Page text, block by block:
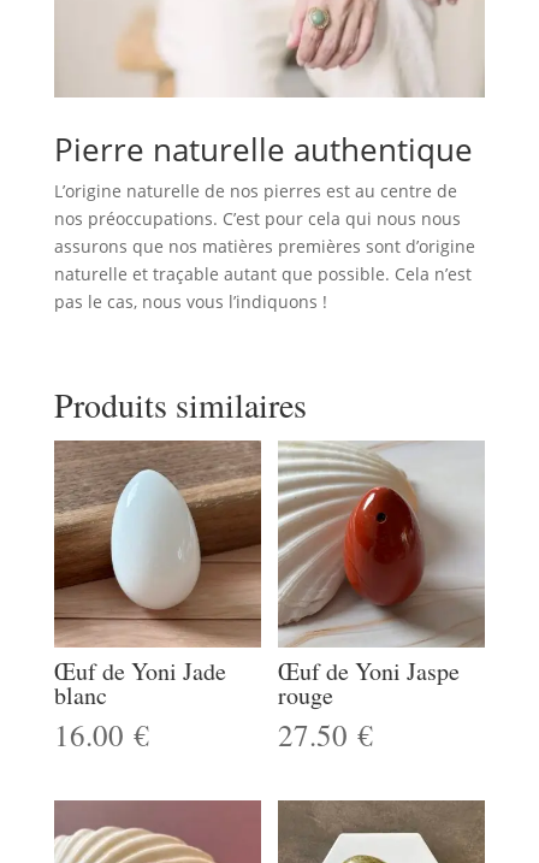
Pierre naturelle authentique
L’origine naturelle de nos pierres est au centre de
nos préoccupations. C’est pour cela qui nous nous
assurons que nos matières premières sont d’origine
naturelle et traçable autant que possible. Cela n’est
pas le cas, nous vous l’indiquons !
Produits similaires
Œuf de Yoni Jade
blanc
16.00 €
Œuf de Yoni Jaspe
rouge
27.50€